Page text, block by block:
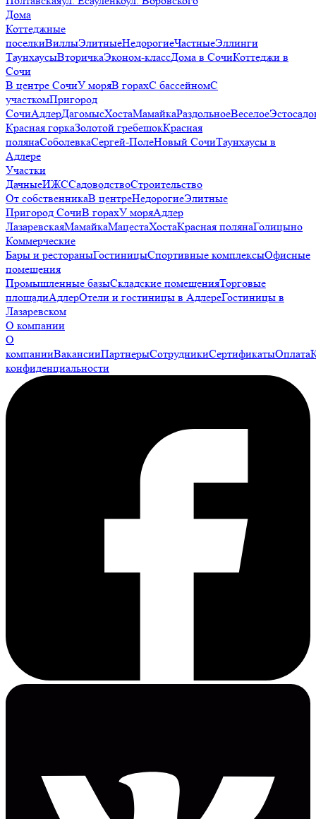
Дома
Коттеджные
поселкиВиллыЭлитныеНедорогиеЧастныеЭллинги
ТаунхаусыВторичкаЭконом-классДома в СочиКоттеджи в
Сочи
В центре СочиУ моряВ горахС бассейномС
участкомПригород
СочиАдлерДагомысХостаМамайкаРаздольноеВеселое
Красная горкаЗолотой гребешокКрасная
полянаСоболевкаСергей-ПолеНовый СочиТаунхаусы в
Адлере
Участки
ДачныеИЖССадоводствоСтроительство
От собственникаВ центреНедорогиеЭлитные
Пригород СочиВ горахУ моряАдлер
ЛазаревскаяМамайкаМацестаХостаКрасная полянаГолицыно
Коммерческие
Бары и рестораныГостиницыСпортивные комплексыОфисные
помещения
Промышленные базыСкладские помещенияТорговые
площадиАдлерОтели и гостиницы в АдлереГостиницы в
Лазаревском
О компании
О
компанииВакансииПартнерыСотрудникиСертификатыОплата
конфиденциальности